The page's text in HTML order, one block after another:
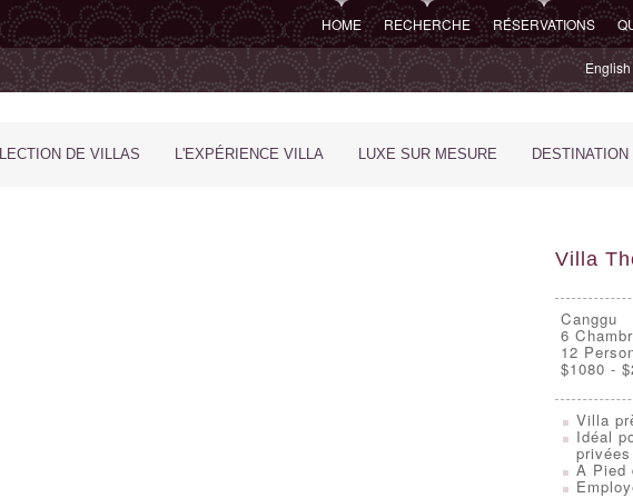
HOME RECHERCHE RÉSERVATIONS
English
DE VILLAS L'EXPÉRIENCE VILLA LUXE SUR MESURE DESTINATION
Villa
Canggu
6
12
$1080 -
Villa
Idéal
privées
A Pied